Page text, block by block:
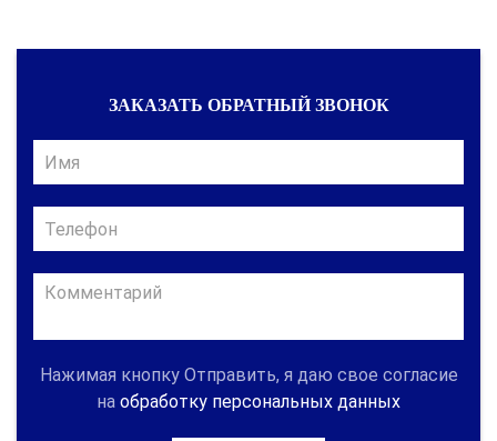
ЗАКАЗАТЬ ОБРАТНЫЙ ЗВОНОК
Нажимая кнопку Отправить, я даю свое согласие
на обработку персональных данных